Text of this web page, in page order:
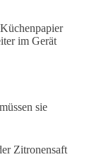
im Gerät
sie
Zitronensaft